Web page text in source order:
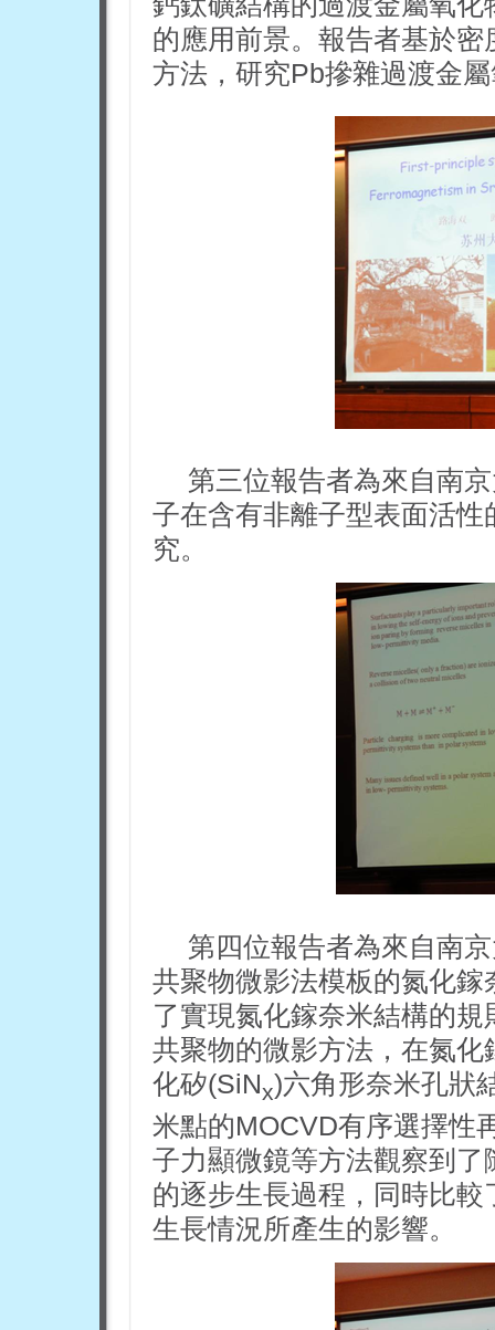
的應用前景。報告者基於
方法，研究Pb摻雜過渡金
第三位報告者為來自南
子在含有非離子型表面活
究。
第四位報告者為來自南
共聚物微影法模板的氮化
了實現氮化鎵奈米結構的
共聚物的微影方法，在氮
化矽(SiNx)六角形奈米孔狀
米點的MOCVD有序選擇性
子力顯微鏡等方法觀察到
的逐步生長過程，同時比
生長情況所產生的影響。